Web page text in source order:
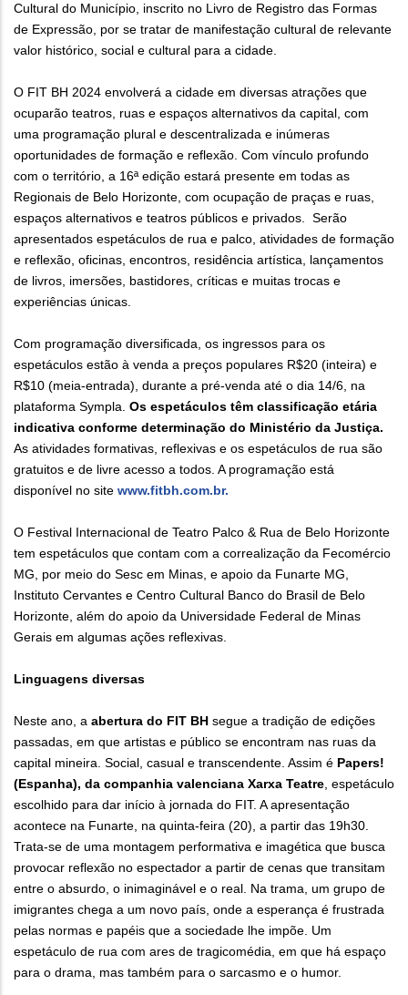
Cultural do Município, inscrito no Livro de Registro das Formas
de Expressão, por se tratar de manifestação cultural de relevante
valor histórico, social e cultural para a cidade.
O FIT BH 2024 envolverá a cidade em diversas atrações que
ocuparão teatros, ruas e espaços alternativos da capital, com
uma programação plural e descentralizada e inúmeras
oportunidades de formação e reflexão. Com vínculo profundo
com o território, a 16ª edição estará presente em todas as
Regionais de Belo Horizonte, com ocupação de praças e ruas,
espaços alternativos e teatros públicos e privados. Serão
apresentados espetáculos de rua e palco, atividades de formação
e reflexão, oficinas, encontros, residência artística, lançamentos
de livros, imersões, bastidores, críticas e muitas trocas e
experiências únicas.
Com programação diversificada, os ingressos para os
espetáculos estão à venda a preços populares R$20 (inteira) e
R$10 (meia-entrada), durante a pré-venda até o dia 14/6, na
plataforma Sympla. Os espetáculos têm classificação etária
indicativa conforme determinação do Ministério da Justiça.
As atividades formativas, reflexivas e os espetáculos de rua são
gratuitos e de livre acesso a todos. A programação está
disponível no site www.fitbh.com.br.
O Festival Internacional de Teatro Palco & Rua de Belo Horizonte
tem espetáculos que contam com a correalização da Fecomércio
MG, por meio do Sesc em Minas, e apoio da Funarte MG,
Instituto Cervantes e Centro Cultural Banco do Brasil de Belo
Horizonte, além do apoio da Universidade Federal de Minas
Gerais em algumas ações reflexivas.
Linguagens diversas
Neste ano, a abertura do FIT BH segue a tradição de edições
passadas, em que artistas e público se encontram nas ruas da
capital mineira. Social, casual e transcendente. Assim é Papers!
(Espanha), da companhia valenciana Xarxa Teatre, espetáculo
escolhido para dar início à jornada do FIT. A apresentação
acontece na Funarte, na quinta-feira (20), a partir das 19h30.
Trata-se de uma montagem performativa e imagética que busca
provocar reflexão no espectador a partir de cenas que transitam
entre o absurdo, o inimaginável e o real. Na trama, um grupo de
imigrantes chega a um novo país, onde a esperança é frustrada
pelas normas e papéis que a sociedade lhe impõe. Um
espetáculo de rua com ares de tragicomédia, em que há espaço
para o drama, mas também para o sarcasmo e o humor.